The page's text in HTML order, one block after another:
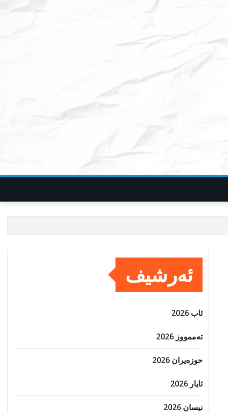
ئەرشیف
ئاب 2026
تەممووز 2026
حوزه‌یران 2026
ئایار 2026
نیسان 2026